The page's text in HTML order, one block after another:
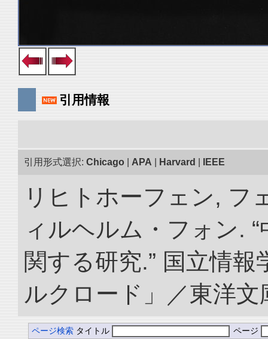
引用情報
引用形式選択: Chicago APA Harvard IEEE
リヒトホーフェン, フ
ィルヘルム・フォン.
関する研究.” 国立情
ルクロード」／東洋
ページ検索 タイトル ページ